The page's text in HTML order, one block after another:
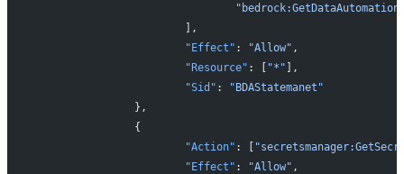
			],
			"Effect"
: "Allow" ,
			"Resource"
: [ "*" ],
			"Sid"
:
"BDAStatemanet"
		},
		{
			"Action"
: [
			"Effect"
: "Allow" ,